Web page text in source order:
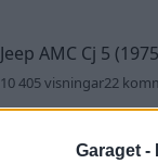
Garaget -
Jeep AMC Cj 5
10 405 visningar22